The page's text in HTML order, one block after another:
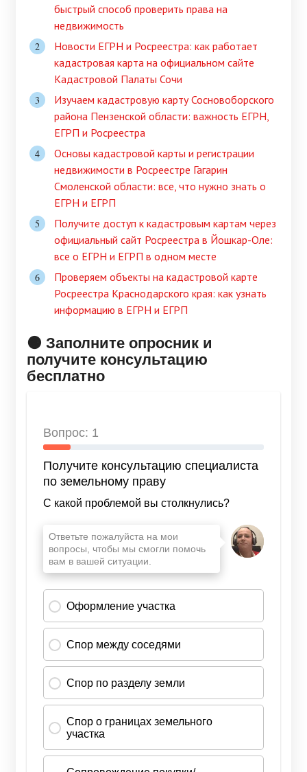
быстрый способ проверить права на
недвижимость
Новости ЕГРН и Росреестра: как работает
кадастровая карта на официальном сайте
Кадастровой Палаты Сочи
Изучаем кадастровую карту Сосновоборского
района Пензенской области: важность ЕГРН,
ЕГРП и Росреестра
Основы кадастровой карты и регистрации
недвижимости в Росреестре Гагарин
Смоленской области: все, что нужно знать о
ЕГРН и ЕГРП
Получите доступ к кадастровым картам через
официальный сайт Росреестра в Йошкар-Оле:
все о ЕГРН и ЕГРП в одном месте
Проверяем объекты на кадастровой карте
Росреестра Краснодарского края: как узнать
информацию в ЕГРН и ЕГРП
🟠 Заполните опросник и
получите консультацию
бесплатно